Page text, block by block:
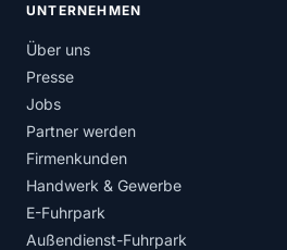
UNTERNEHMEN
Über uns
Presse
Jobs
Partner werden
Firmenkunden
Handwerk & Gewerbe
E-Fuhrpark
Außendienst-Fuhrpark